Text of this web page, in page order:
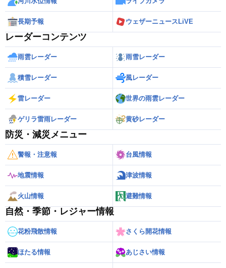
長期予報 ウェザーニュースLiVE
レーダーコンテンツ
雨雲レーダー 雨雪レーダー
積雪レーダー 風レーダー
雷レーダー 世界の雨雲レーダー
ゲリラ雷雨レーダー 黄砂レーダー
防災・減災メニュー
警報・注意報 台風情報
地震情報 津波情報
火山情報 避難情報
自然・季節・レジャー情報
花粉飛散情報 さくら開花情報
ほたる情報 あじさい情報